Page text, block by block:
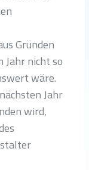
Gründen
Jahr nicht so
wäre.
Jahr
wird,